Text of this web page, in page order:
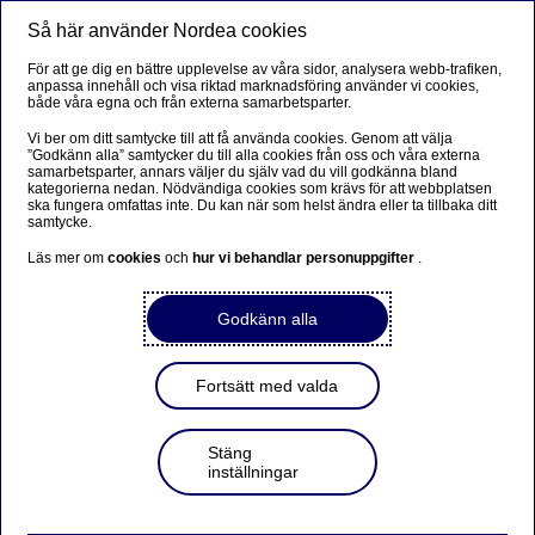
Skapa Swish QR-koder till ditt
företag
När dina kunder betalar med Swish QR-kod går det
snabbt och enkelt. Swish QR-kod finns både för dig som
har Swish Företag eller Swish Handel.
Logga in och ansök om Swish Företag
Ansök om Swish Handel direkt i nätbanken
Betalningar
Så här använder Nordea cookies
För att ge dig en bättre upplevelse av våra sidor, analysera webb-trafiken,
anpassa innehåll och visa riktad marknadsföring använder vi cookies,
både våra egna och från externa samarbetsparter.
Vi ber om ditt samtycke till att få använda cookies. Genom att välja
”Godkänn alla” samtycker du till alla cookies från oss och våra externa
samarbetsparter, annars väljer du själv vad du vill godkänna bland
kategorierna nedan. Nödvändiga cookies som krävs för att webbplatsen
ska fungera omfattas inte. Du kan när som helst ändra eller ta tillbaka ditt
samtycke.
Läs mer omcookiesoch hur vi behandlar personuppgifter .
Godkänn alla
Fortsätt med valda
Stäng
inställningar